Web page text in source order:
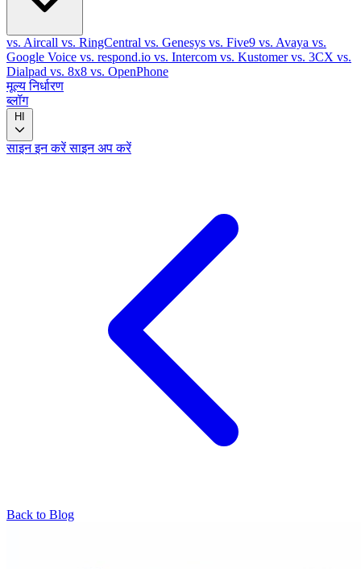
vs. Aircall vs. RingCentral vs. Genesys vs. Five9 vs. Avaya vs.
Google Voice vs. respond.io vs. Intercom vs. Kustomervs. 3CX vs.
Dialpad vs. 8x8 vs. OpenPhone
मूल्य निर्धारण
ब्लॉग
HI
साइन इन करेंसाइन अप करें
Back to Blog